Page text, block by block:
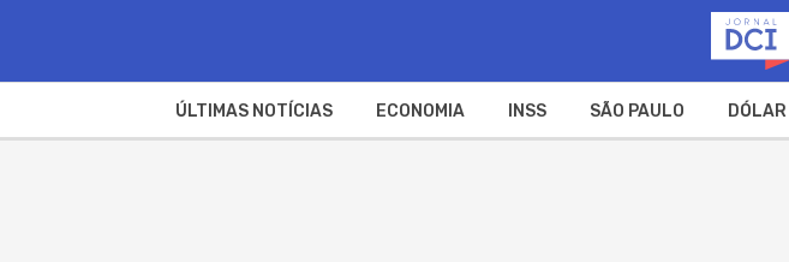
ÚLTIMAS NOTÍCIAS ECONOMIA INSS SÃO PAULO